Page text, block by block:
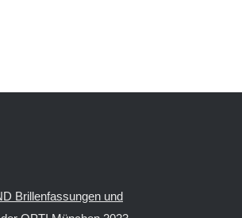
Brillenfassungen und